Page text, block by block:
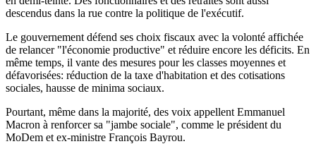
descendus dans la rue contre la politique de l'exécutif.
Le gouvernement défend ses choix fiscaux avec la volonté affichée
de relancer "l'économie productive" et réduire encore les déficits. En
même temps, il vante des mesures pour les classes moyennes et
défavorisées: réduction de la taxe d'habitation et des cotisations
sociales, hausse de minima sociaux.
Pourtant, même dans la majorité, des voix appellent Emmanuel
Macron à renforcer sa "jambe sociale", comme le président du
MoDem et ex-ministre François Bayrou.